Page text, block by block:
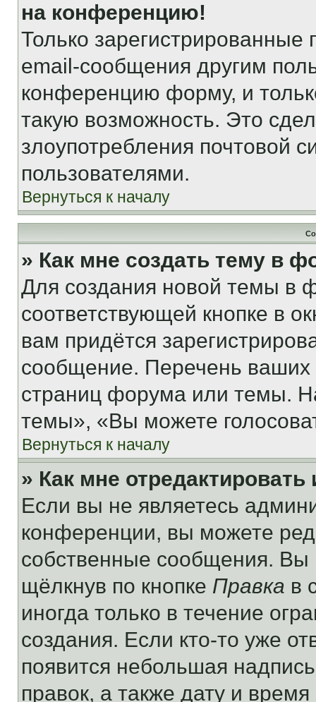
на конференцию!
Только зарегистрированные
email-сообщения другим
конференцию форму, и
такую возможность. Это
злоупотребления почтовой
пользователями.
Вернуться к началу
» Как мне создать тему в
Для создания новой темы в
соответствующей кнопке в
вам придётся
сообщение. Перечень ваших
страниц форума или темы.
темы», «Вы можете
Вернуться к началу
» Как мне
Если вы не являетесь
конференции, вы можете
собственные сообщения. Вы
щёлкнув по кнопке Правка в
иногда только в течение
создания. Если кто-то уже
появится небольшая
правок, а также дату и